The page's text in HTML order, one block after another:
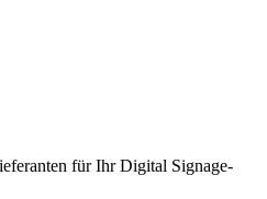
für Ihr Digital Signage-